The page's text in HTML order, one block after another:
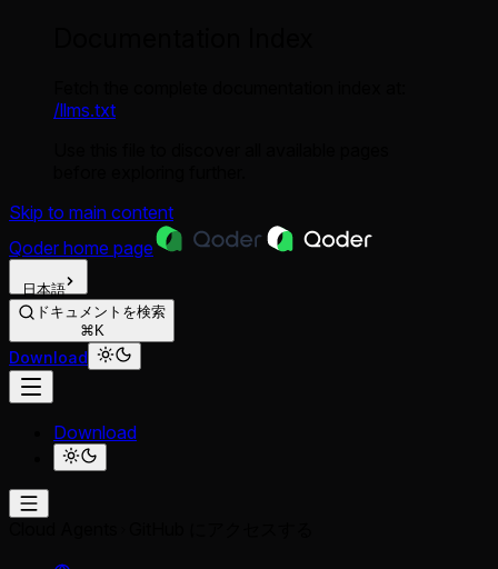
/llms.txt
Skip to main content
Qoder home page
日本語
ドキュメントを検索
⌘K
Download
Download